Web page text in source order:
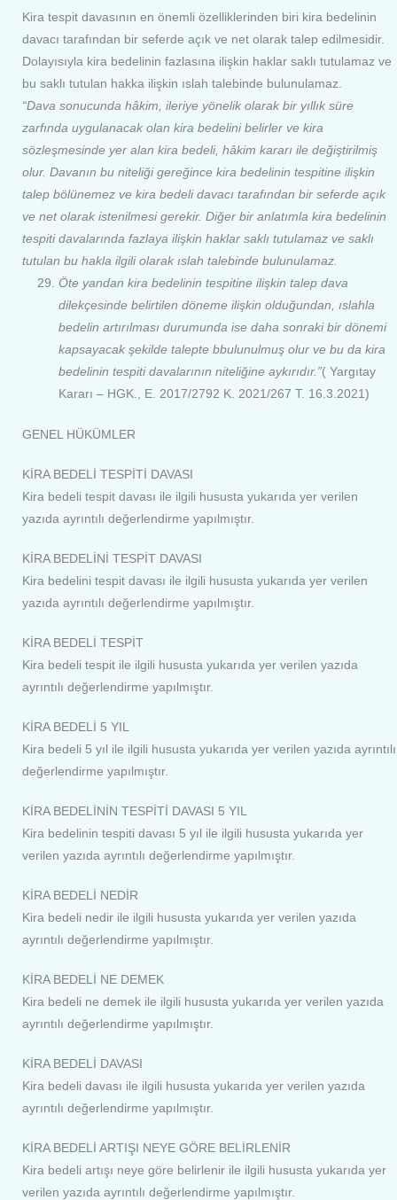
Kira tespit davasının en önemli özelliklerinden biri kira bedelinin
davacı tarafından bir seferde açık ve net olarak talep edilmesidir.
Dolayısıyla kira bedelinin fazlasına ilişkin haklar saklı tutulamaz ve
bu saklı tutulan hakka ilişkin ıslah talebinde bulunulamaz.
“Dava sonucunda hâkim, ileriye yönelik olarak bir yıllık süre
zarfında uygulanacak olan kira bedelini belirler ve kira
sözleşmesinde yer alan kira bedeli, hâkim kararı ile değiştirilmiş
olur. Davanın bu niteliği gereğince kira bedelinin tespitine ilişkin
talep bölünemez ve kira bedeli davacı tarafından bir seferde açık
ve net olarak istenilmesi gerekir. Diğer bir anlatımla kira bedelinin
tespiti davalarında fazlaya ilişkin haklar saklı tutulamaz ve saklı
tutulan bu hakla ilgili olarak ıslah talebinde bulunulamaz.
Öte yandan kira bedelinin tespitine ilişkin talep dava
dilekçesinde belirtilen döneme ilişkin olduğundan, ıslahla
bedelin artırılması durumunda ise daha sonraki bir dönemi
kapsayacak şekilde talepte bbulunulmuş olur ve bu da kira
bedelinin tespiti davalarının niteliğine aykırıdır.”( Yargıtay
Kararı – HGK., E. 2017/2792 K. 2021/267 T. 16.3.2021)
GENEL HÜKÜMLER
KİRA BEDELİ TESPİTİ DAVASI
Kira bedeli tespit davası ile ilgili hususta yukarıda yer verilen
yazıda ayrıntılı değerlendirme yapılmıştır.
KİRA BEDELİNİ TESPİT DAVASI
Kira bedelini tespit davası ile ilgili hususta yukarıda yer verilen
yazıda ayrıntılı değerlendirme yapılmıştır.
KİRA BEDELİ TESPİT
Kira bedeli tespit ile ilgili hususta yukarıda yer verilen yazıda
ayrıntılı değerlendirme yapılmıştır.
KİRA BEDELİ 5 YIL
Kira bedeli 5 yıl ile ilgili hususta yukarıda yer verilen yazıda ayrıntılı
değerlendirme yapılmıştır.
KİRA BEDELİNİN TESPİTİ DAVASI 5 YIL
Kira bedelinin tespiti davası 5 yıl ile ilgili hususta yukarıda yer
verilen yazıda ayrıntılı değerlendirme yapılmıştır.
KİRA BEDELİ NEDİR
Kira bedeli nedir ile ilgili hususta yukarıda yer verilen yazıda
ayrıntılı değerlendirme yapılmıştır.
KİRA BEDELİ NE DEMEK
Kira bedeli ne demek ile ilgili hususta yukarıda yer verilen yazıda
ayrıntılı değerlendirme yapılmıştır.
KİRA BEDELİ DAVASI
Kira bedeli davası ile ilgili hususta yukarıda yer verilen yazıda
ayrıntılı değerlendirme yapılmıştır.
KİRA BEDELİ ARTIŞI NEYE GÖRE BELİRLENİR
Kira bedeli artışı neye göre belirlenir ile ilgili hususta yukarıda yer
verilen yazıda ayrıntılı değerlendirme yapılmıştır.